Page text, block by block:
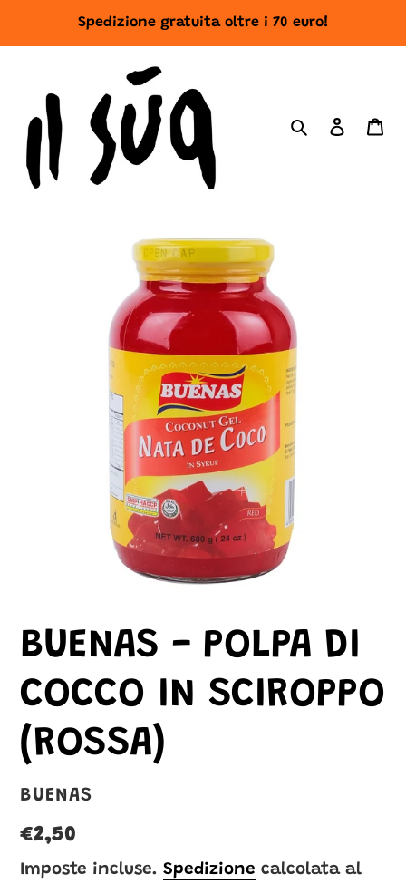
contenuti
Spedizione gratuita oltre i 70 euro!
Cerca Accedi
BUENAS - POLPA DI
COCCO IN SCIROPPO
(ROSSA)
VENDITORE
BUENAS
Prezzo
di
€2,50
Imposte incluse. Spedizione calcolata al